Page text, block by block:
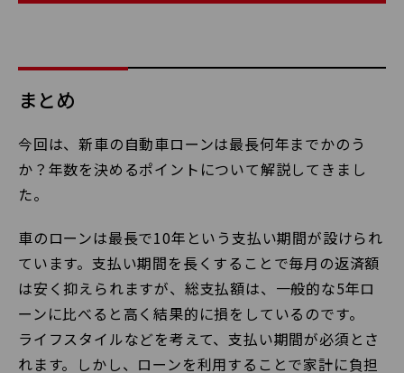
まとめ
今回は、新車の自動車ローンは最長何年までかのう
か？年数を決めるポイントについて解説してきまし
た。
車のローンは最長で10年という支払い期間が設けられ
ています。支払い期間を長くすることで毎月の返済額
は安く抑えられますが、総支払額は、一般的な5年ロ
ーンに比べると高く結果的に損をしているのです。
ライフスタイルなどを考えて、支払い期間が必須とさ
れます。しかし、ローンを利用することで家計に負担